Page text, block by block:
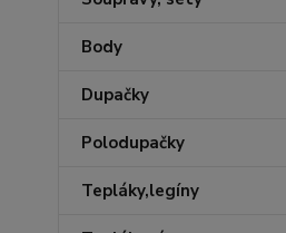
Body
Dupačky
Polodupačky
Tepláky,legíny